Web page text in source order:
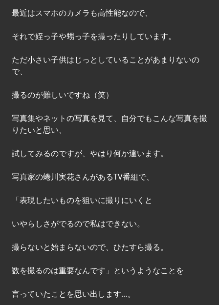
最近はスマホのカメラも高性能なので、
それで姪っ子や甥っ子を撮ったりしています。
ただ小さい子供はじっとしていることがあまりないの
で、
撮るのが難しいですね（笑）
写真集やネットの写真を見て、自分でもこんな写真を撮
りたいと思い、
試してみるのですが、やはり何か違います。
写真家の蜷川実花さんがあるTV番組で、
「表現したいものを狙いに撮りにいくと
いやらしさがでるので私はできない。
撮らないと始まらないので、ひたすら撮る。
数を撮るのは重要なんです」というようなことを
言っていたことを思い出します…。